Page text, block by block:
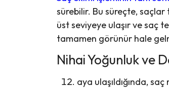
sürebilir. Bu süreçte,
üst seviyeye ulaşır ve saç
tamamen görünür hale
Nihai Yoğunluk ve
aya ulaşıldığında,